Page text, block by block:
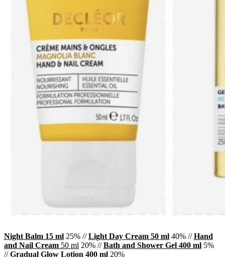
Night Balm 15 ml 25% //Light Day Cream 50 ml 40% //Hand
and Nail Cream 50 ml 20% //Bath and Shower Gel 400 ml 5%
//Gradual Glow Lotion 400 ml 20%